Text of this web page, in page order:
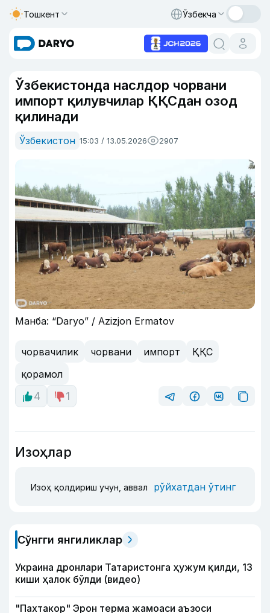
Тошкент Ўзбекча
Ўзбекистонда наслдор чорвани
импорт қилувчилар ҚҚСдан озод
қилинади
Ўзбекистон 15:03 / 13.05.2026 2907
Манба: “Daryo” / Azizjon Ermatov
чорвачилик чорвани импорт
ҚҚС
қорамол
4
1
Изоҳлар
Изоҳ қолдириш учун, аввал рўйхатдан ўтинг
Сўнгги янгиликлар
Украина дронлари Татаристонга ҳужум қилди, 13
киши ҳалок бўлди (видео)
"Пахтакор" Эрон терма жамоаси аъзоси